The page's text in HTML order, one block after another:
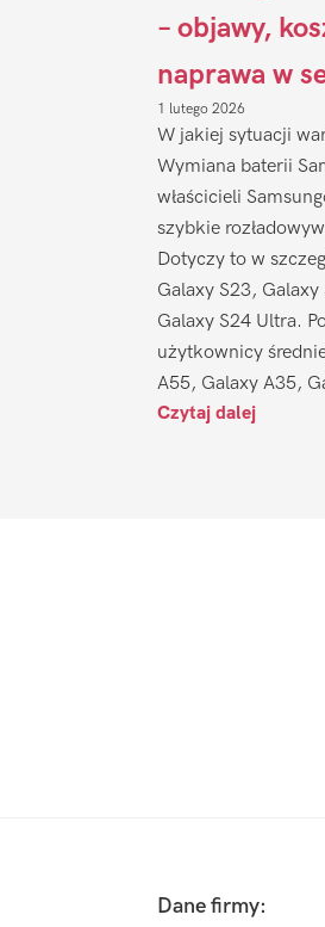
– objawy,
naprawa w
1 lutego 2026
W jakiej sytuacji
Wymiana baterii
właścicieli
szybkie
Dotyczy to w
Galaxy S23,
Galaxy S24 Ultra.
użytkownicy
A55, Galaxy A35,
Czytaj dalej
Dane firmy: